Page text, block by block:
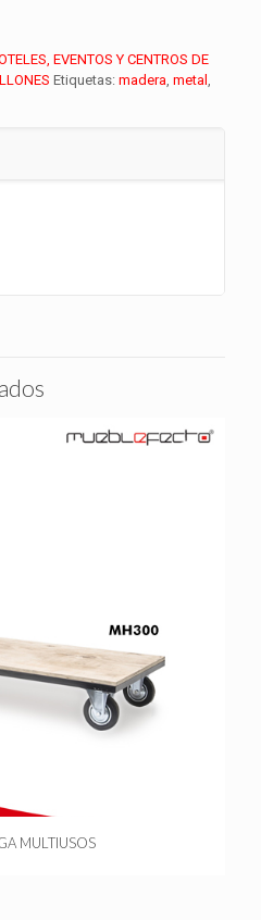
EVENTOS Y CENTROS DE
Etiquetas: madera, metal ,
MULTIUSOS